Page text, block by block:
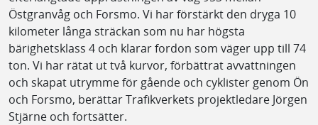
Östgranvåg och Forsmo. Vi har förstärkt den dryga 10
kilometer långa sträckan som nu har högsta
bärighetsklass 4 och klarar fordon som väger upp till 74
ton. Vi har rätat ut två kurvor, förbättrat avvattningen
och skapat utrymme för gående och cyklister genom Ön
och Forsmo, berättar Trafikverkets projektledare Jörgen
Stjärne och fortsätter.